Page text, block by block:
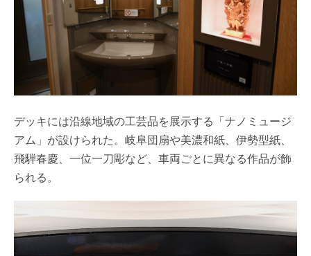
デッキには沿線地域の工芸品を展示する「ナノミュージ
アム」が設けられた。岐阜団扇や美濃和紙、伊勢型紙、
飛騨春慶、一位一刀彫など、車両ごとに異なる作品が飾
られる。